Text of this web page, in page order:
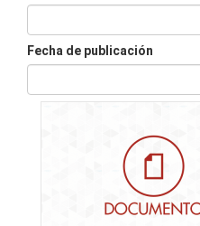
Fecha de publicación
Fecha
Fecha